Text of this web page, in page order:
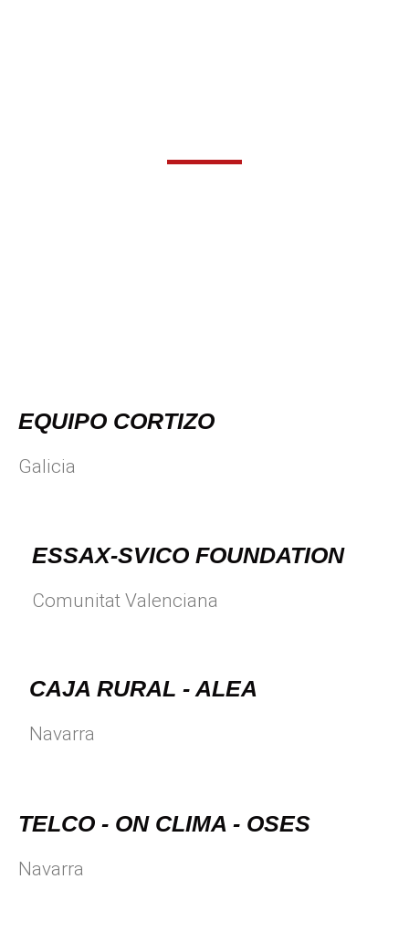
EQUIPO CORTIZO
Galicia
ESSAX-SVICO FOUNDATION
Comunitat Valenciana
CAJA RURAL - ALEA
Navarra
TELCO - ON CLIMA - OSES
Navarra